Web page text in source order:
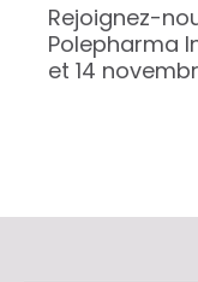
Rejoignez-
Polepharma
et 14